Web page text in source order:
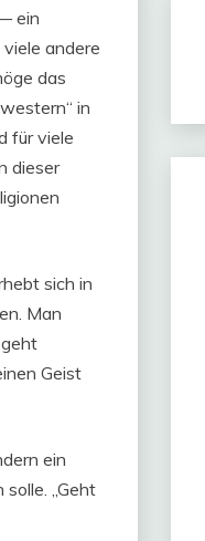
ein
viele andere
das
in
für viele
dieser
sich in
Man
Geist
ein
„Geht